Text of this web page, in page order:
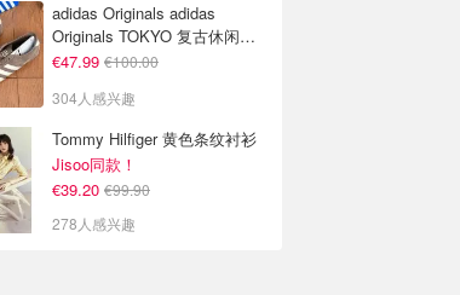
adidas Originals adidas
Originals TOKYO 复古休闲鞋
深棕色
€47.99 €100.00
304人感兴趣
Tommy Hilfiger 黄色条纹衬衫
Jisoo同款！
€39.20 €99.90
278人感兴趣